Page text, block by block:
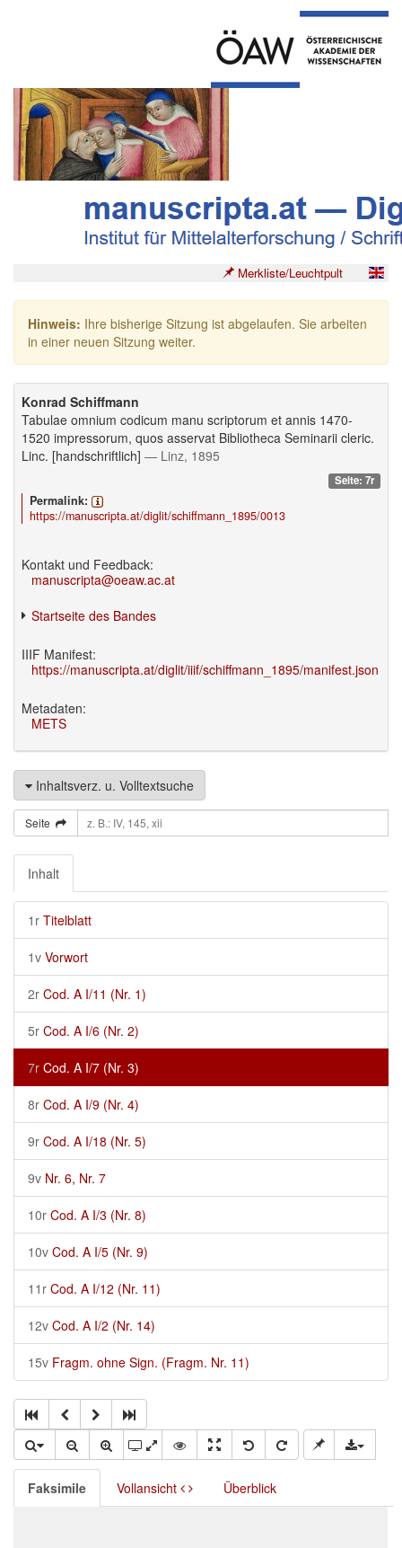
Merkliste/Leuchtpult
Hinweis: Ihre bisherige Sitzung ist abgelaufen. Sie arbeiten
in einer neuen Sitzung weiter.
Konrad Schiffmann
Tabulae omnium codicum manu scriptorum et annis 1470-
1520 impressorum, quos asservat Bibliotheca Seminarii cleric.
Linc. [handschriftlich] — Linz, 1895
Seite: 7r
Permalink:
https://manuscripta.at/diglit/schiffmann_1895/0013
Kontakt und Feedback:
manuscripta@oeaw.ac.at
Startseite des Bandes
IIIF Manifest:
https://manuscripta.at/diglit/iiif/schiffmann_1895/manifest.json
Metadaten:
METS
Inhaltsverz. u. Volltextsuche
Seite
Inhalt
1r Titelblatt
1v Vorwort
2r Cod. A I/11 (Nr. 1)
5r Cod. A I/6 (Nr. 2)
7r Cod. A I/7 (Nr. 3)
8r Cod. A I/9 (Nr. 4)
9r Cod. A I/18 (Nr. 5)
9v Nr. 6, Nr. 7
10r Cod. A I/3 (Nr. 8)
10v Cod. A I/5 (Nr. 9)
11r Cod. A I/12 (Nr. 11)
12v Cod. A I/2 (Nr. 14)
15v Fragm. ohne Sign. (Fragm. Nr. 11)
Faksimile Vollansicht Überblick